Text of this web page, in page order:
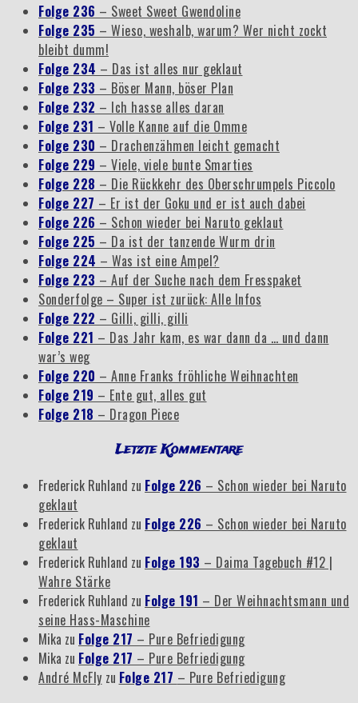
Folge 236 – Sweet Sweet Gwendoline
Folge 235 – Wieso, weshalb, warum? Wer nicht zockt
bleibt dumm!
Folge 234 – Das ist alles nur geklaut
Folge 233 – Böser Mann, böser Plan
Folge 232 – Ich hasse alles daran
Folge 231 – Volle Kanne auf die Omme
Folge 230 – Drachenzähmen leicht gemacht
Folge 229 – Viele, viele bunte Smarties
Folge 228 – Die Rückkehr des Oberschrumpels Piccolo
Folge 227 – Er ist der Goku und er ist auch dabei
Folge 226 – Schon wieder bei Naruto geklaut
Folge 225 – Da ist der tanzende Wurm drin
Folge 224 – Was ist eine Ampel?
Folge 223 – Auf der Suche nach dem Fresspaket
Sonderfolge – Super ist zurück: Alle Infos
Folge 222 – Gilli, gilli, gilli
Folge 221 – Das Jahr kam, es war dann da … und dann
war’s weg
Folge 220 – Anne Franks fröhliche Weihnachten
Folge 219 – Ente gut, alles gut
Folge 218 – Dragon Piece
Letzte Kommentare
Frederick Ruhland zu Folge 226 – Schon wieder bei Naruto
geklaut
Frederick Ruhland zu Folge 226 – Schon wieder bei Naruto
geklaut
Frederick Ruhland zu Folge 193 – Daima Tagebuch #12 |
Wahre Stärke
Frederick Ruhland zu Folge 191 – Der Weihnachtsmann und
seine Hass-Maschine
Mika zu Folge 217 – Pure Befriedigung
Mika zu Folge 217 – Pure Befriedigung
André McFly zu Folge 217 – Pure Befriedigung